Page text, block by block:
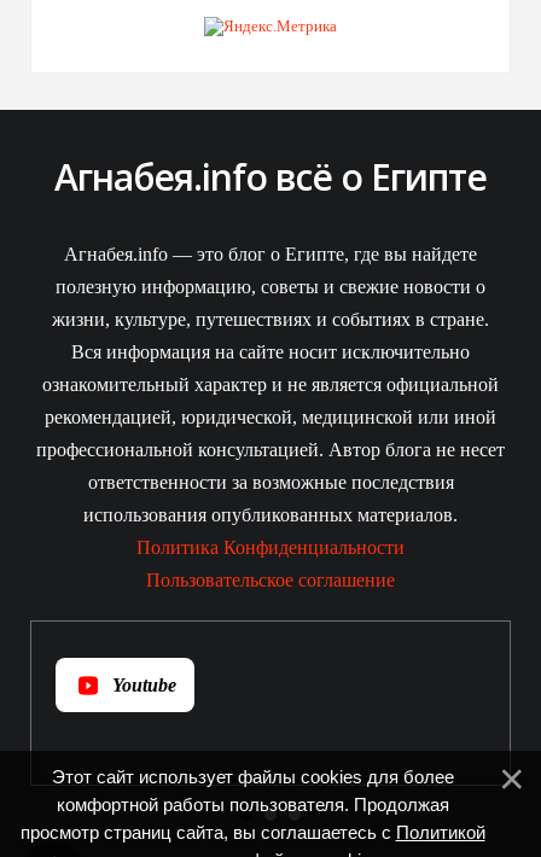
Агнабея.info всё о Египте
Агнабея.info — это блог о Египте, где вы найдете
полезную информацию, советы и свежие новости о
жизни, культуре, путешествиях и событиях в стране.
Вся информация на сайте носит исключительно
ознакомительный характер и не является официальной
рекомендацией, юридической, медицинской или иной
профессиональной консультацией. Автор блога не несет
ответственности за возможные последствия
использования опубликованных материалов.
Политика Конфиденциальности
Пользовательское соглашение
Youtube
Этот сайт использует файлы cookies для более
комфортной работы пользователя. Продолжая
просмотр страниц сайта, вы соглашаетесь с Политикой